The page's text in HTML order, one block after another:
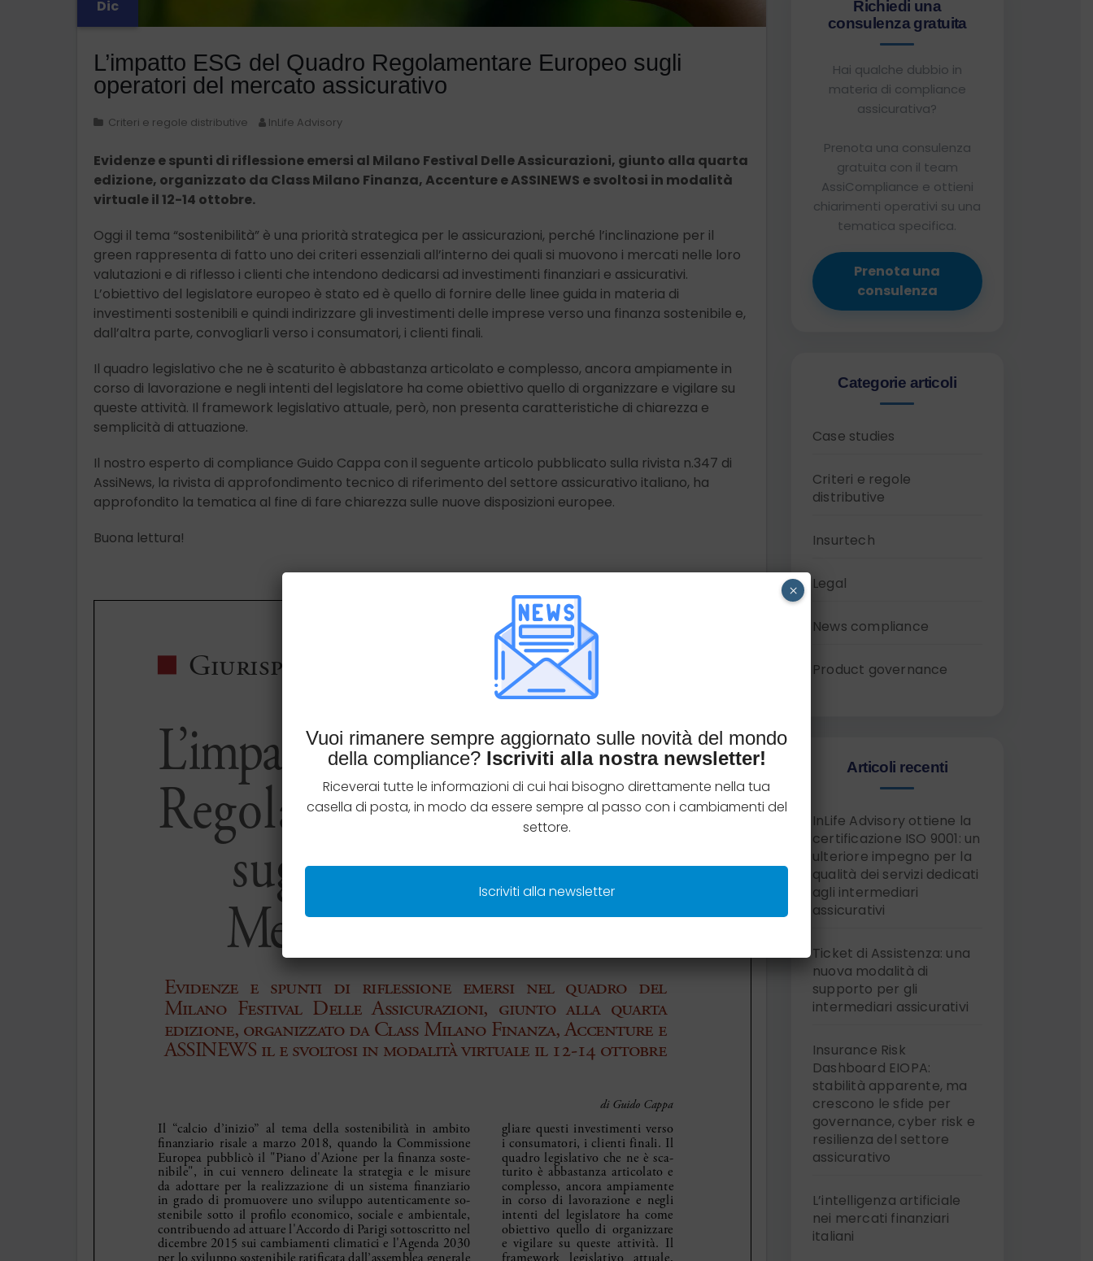
Dic
L’impatto ESG del Quadro Regolamentare Europeo sugli
operatori del mercato assicurativo
Criteri e regole distributive InLife Advisory
Evidenze e spunti di riflessione emersi al Milano Festival Delle Assicurazioni, giunto alla quarta
edizione, organizzato da Class Milano Finanza, Accenture e ASSINEWS e svoltosi in modalità
virtuale il 12-14 ottobre.
Oggi il tema “sostenibilità” è una priorità strategica per le assicurazioni, perché l’inclinazione per il
green rappresenta di fatto uno dei criteri essenziali all’interno dei quali si muovono i mercati nelle loro
valutazioni e di riflesso i clienti che intendono dedicarsi ad investimenti finanziari e assicurativi.
L’obiettivo del legislatore europeo è stato ed è quello di fornire delle linee guida in materia di
investimenti sostenibili e quindi indirizzare gli investimenti delle imprese verso una finanza sostenibile e,
dall’altra parte, convogliarli verso i consumatori, i clienti finali.
Il quadro legislativo che ne è scaturito è abbastanza articolato e complesso, ancora ampiamente in
corso di lavorazione e negli intenti del legislatore ha come obiettivo quello di organizzare e vigilare su
queste attività. Il framework legislativo attuale, però, non presenta caratteristiche di chiarezza e
semplicità di attuazione.
Il nostro esperto di compliance Guido Cappa con il seguente articolo pubblicato sulla rivista n.347 di
AssiNews, la rivista di approfondimento tecnico di riferimento del settore assicurativo italiano, ha
approfondito la tematica al fine di fare chiarezza sulle nuove disposizioni europee.
Buona lettura!
Richiedi una
consulenza gratuita
Hai qualche dubbio in
materia di compliance
assicurativa?
Prenota una consulenza
gratuita con il team
AssiCompliance e ottieni
chiarimenti operativi su una
tematica specifica.
Prenota una
consulenza
Categorie articoli
Case studies
Criteri e regole
distributive
Insurtech
Legal
News compliance
Product governance
Articoli recenti
InLife Advisory ottiene la
certificazione ISO 9001: un
ulteriore impegno per la
qualità dei servizi dedicati
agli intermediari
assicurativi
Ticket di Assistenza: una
nuova modalità di
supporto per gli
intermediari assicurativi
Insurance Risk
Dashboard EIOPA:
stabilità apparente, ma
crescono le sfide per
governance, cyber risk e
resilienza del settore
assicurativo
L’intelligenza artificiale
nei mercati finanziari
italiani
Vuoi rimanere sempre aggiornato sulle novità del mondo
della compliance? Iscriviti alla nostra newsletter!
Riceverai tutte le informazioni di cui hai bisogno direttamente nella tua
casella di posta, in modo da essere sempre al passo con i cambiamenti del
settore.
Iscriviti alla newsletter
×